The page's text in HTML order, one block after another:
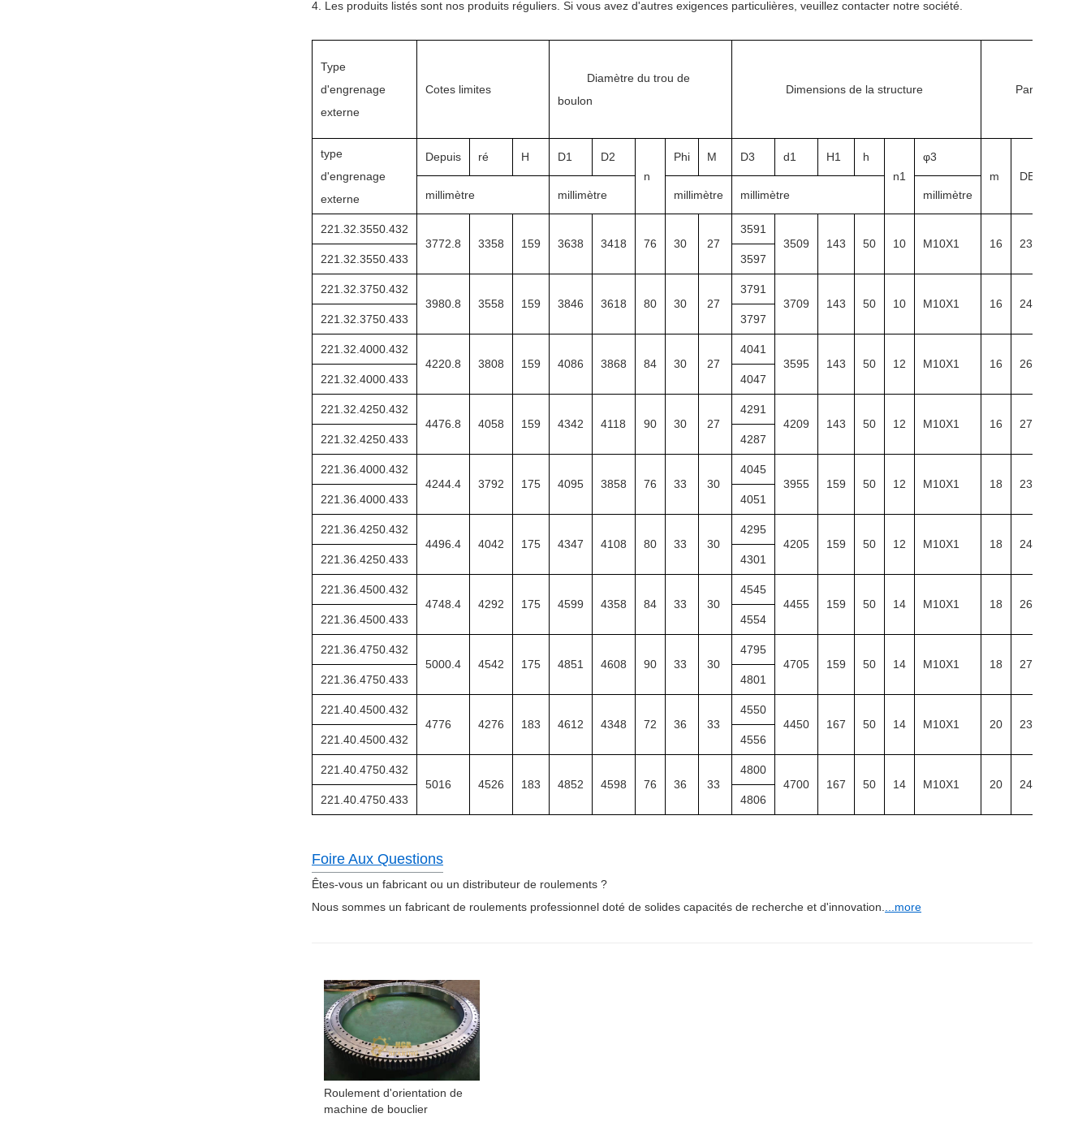
4. Les produits listés sont nos produits réguliers. Si vous avez d'autres exigences particulières, veuillez contacter notre société.
Type
d'engrenage
externe
Cotes limites
Diamètre du trou de
boulon
Dimensions de la structure Paramètres de
type
d'engrenage
externe
Depuis ré H D1
D2
n
Phi M D3 d1 H1
h
n1
φ3
m
DEPUIS
millimètre millimètre millimètre millimètre millimètre
221.32.3550.432
3772.8
3358 159 3638 3418 76 30 27
3591
3509
143 50 10 M10X1 16 232
221.32.3550.433
3597
221.32.3750.432
3980.8
3558 159 3846 3618 80 30 27
3791
3709
143 50 10 M10X1 16 246
221.32.3750.433
3797
221.32.4000.432
4220.8
3808 159 4086 3868 84 30 27
4041
3595
143 50 12 M10X1 16 261
221.32.4000.433
4047
221.32.4250.432
4476.8
4058 159 4342 4118 90 30 27
4291
4209
143 50 12 M10X1 16 276
221.32.4250.433
4287
221.36.4000.432
4244.4
3792 175 4095 3858 76 33 30
4045
3955
159 50 12 M10X1 18 232
221.36.4000.433
4051
221.36.4250.432
4496.4
4042 175 4347 4108 80 33 30
4295
4205
159 50 12 M10X1 18 247
221.36.4250.433
4301
221.36.4500.432
4748.4
4292 175 4599 4358 84 33 30
4545
4455
159 50 14 M10X1 18 261
221.36.4500.433
4554
221.36.4750.432
5000.4
4542 175 4851 4608 90 33 30
4795
4705
159 50 14 M10X1 18 275
221.36.4750.433
4801
221.40.4500.432
4776
4276 183 4612 4348 72 36 33
4550
4450
167 50 14 M10X1 20 236
221.40.4500.432
4556
221.40.4750.432
5016
4526 183 4852 4598 76 36 33
4800
4700
167 50 14 M10X1 20 248
221.40.4750.433
4806
Foire Aux Questions
Êtes-vous un fabricant ou un distributeur de roulements ?
Nous sommes un fabricant de roulements professionnel doté de solides capacités de recherche et d'innovation.
...more
Roulement d'orientation de
machine de bouclier